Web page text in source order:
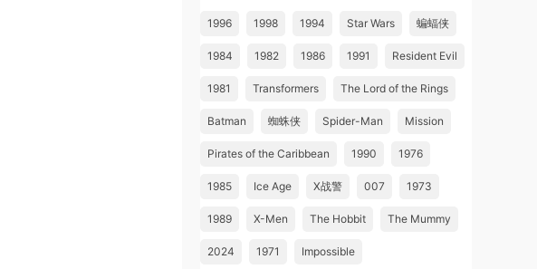
1996 1998 1994 Star Wars 蝙蝠侠
1984 1982 1986 1991 Resident Evil
1981 Transformers The Lord of the Rings
Batman 蜘蛛侠 Spider-Man Mission
Pirates of the Caribbean 1990 1976
1985 Ice Age X战警 007 1973
1989 X-Men The Hobbit The Mummy
2024 1971 Impossible